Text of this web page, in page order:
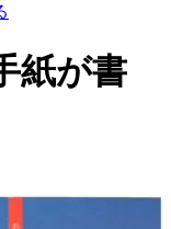
紙が書